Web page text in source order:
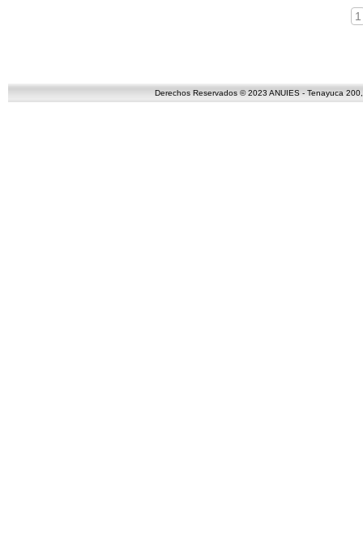
1
Derechos Reservados © 2023 ANUIES - Tenayuca